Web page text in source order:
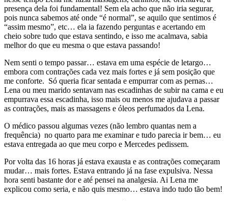
presença dela foi fundamental! Sem ela acho que não iria segurar,
pois nunca sabemos até onde “é normal”, se aquilo que sentimos é
“assim mesmo”, etc… ela ia fazendo perguntas e acertando em
cheio sobre tudo que estava sentindo, e isso me acalmava, sabia
melhor do que eu mesma o que estava passando!
Nem senti o tempo passar… estava em uma espécie de letargo…
embora com contrações cada vez mais fortes e já sem posição que
me conforte. Só queria ficar sentada e empurrar com as pernas…
Lena ou meu marido sentavam nas escadinhas de subir na cama e eu
empurrava essa escadinha, isso mais ou menos me ajudava a passar
as contrações, mais as massagens e óleos perfumados da Lena.
O médico passou algumas vezes (não lembro quantas nem a
frequência) no quarto para me examinar e tudo parecia ir bem… eu
estava entregada ao que meu corpo e Mercedes pedissem.
Por volta das 16 horas já estava exausta e as contrações começaram
mudar… mais fortes. Estava entrando já na fase expulsiva. Nessa
hora senti bastante dor e até pensei na analgesia. Ai Lena me
explicou como seria, e não quis mesmo… estava indo tudo tão bem!